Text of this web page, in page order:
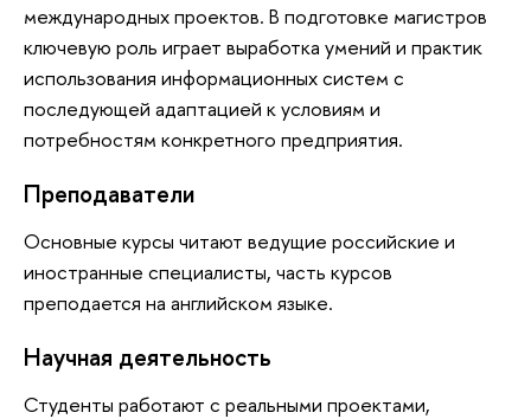
международных проектов. В подготовке магистров
ключевую роль играет выработка умений и практик
использования информационных систем с
последующей адаптацией к условиям и
потребностям конкретного предприятия.
Преподаватели
Основные курсы читают ведущие российские и
иностранные специалисты, часть курсов
преподается на английском языке.
Научная деятельность
Студенты работают с реальными проектами,